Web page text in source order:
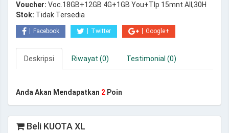
Voucher: Voc.18GB+12GB 4G+1GB You+Tlp 15mnt All,30H
Stok: Tidak Tersedia
Facebook Twitter Google+
Deskripsi Riwayat (0) Testimonial (0)
Anda Akan Mendapatkan 2 Poin
Beli KUOTA XL